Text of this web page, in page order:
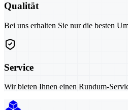
Qualität
Bei uns erhalten Sie nur die besten
Service
Wir bieten Ihnen einen Rundum-